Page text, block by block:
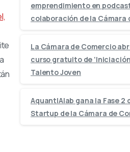
emprendimiento en
colaboración de la Cámara
La Cámara de Comercio
curso gratuito de
Talento Joven
AquantIAlab gana la Fase 2
Startup de la Cámara de